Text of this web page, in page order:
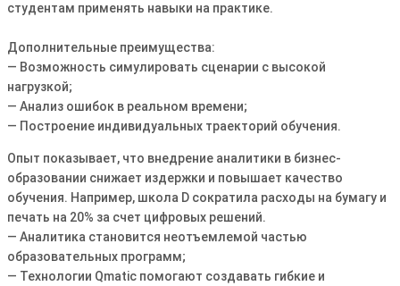
студентам применять навыки на практике.
Дополнительные преимущества:
— Возможность симулировать сценарии с высокой
нагрузкой;
— Анализ ошибок в реальном времени;
— Построение индивидуальных траекторий обучения.
Опыт показывает, что внедрение аналитики в бизнес-
образовании снижает издержки и повышает качество
обучения. Например, школа D сократила расходы на бумагу и
печать на 20% за счет цифровых решений.
— Аналитика становится неотъемлемой частью
образовательных программ;
— Технологии Qmatic помогают создавать гибкие и